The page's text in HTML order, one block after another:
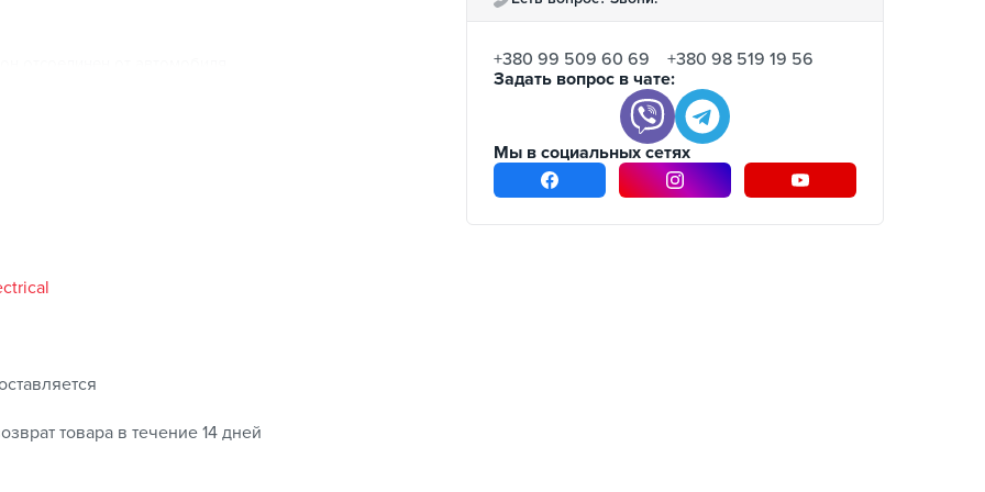
мм;
товара в течение 14 дней
+380 99 509 60 69
+380 98 519 19 56
Задать вопрос в чате:
Мы в социальных сетях